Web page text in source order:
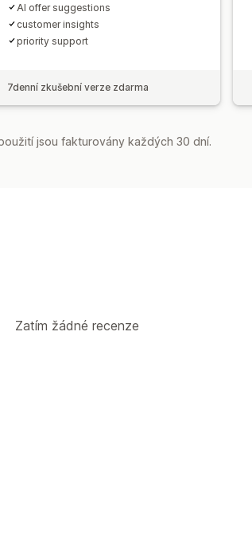
AI offer suggestions
customer insights
priority support
7denní zkušební verze zdarma
jsou fakturovány každých 30 dní.
Zatím žádné recenze